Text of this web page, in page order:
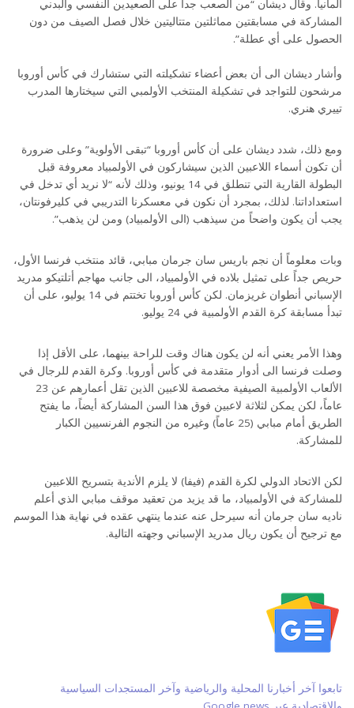
ألمانيا. وقال ديشان “من الصعب جداً على الصعيدين النفسي والبدني
المشاركة في مسابقتين مماثلتين متتاليتين خلال فصل الصيف من دون
الحصول على أي عطلة”.
وأشار ديشان الى أن بعض أعضاء تشكيلته التي ستشارك في كأس أوروبا
مرشحون للتواجد في تشكيلة المنتخب الأولمبي التي سيختارها المدرب
تييري هنري.
ومع ذلك، شدد ديشان على أن كأس أوروبا “تبقى الأولوية” وعلى ضرورة
أن تكون أسماء اللاعبين الذين سيشاركون في الأولمبياد معروفة قبل
البطولة القارية التي تنطلق في 14 يونيو، وذلك لأنه “لا نريد أي تدخل في
استعداداتنا. لذلك، بمجرد أن نكون في معسكرنا التدريبي في كليرفونتان،
يجب أن يكون واضحاً من سيذهب (الى الأولمبياد) ومن لن يذهب”.
وبات معلوماً أن نجم باريس سان جرمان مبابي، قائد منتخب فرنسا الأول،
حريص جداً على تمثيل بلاده في الأولمبياد، الى جانب مهاجم أتلتيكو مدريد
الإسباني أنطوان غريزمان. لكن كأس أوروبا تختتم في 14 يوليو، على أن
تبدأ مسابقة كرة القدم الأولمبية في 24 يوليو.
وهذا الأمر يعني أنه لن يكون هناك وقت للراحة بينهما، على الأقل إذا
وصلت فرنسا الى أدوار متقدمة في كأس أوروبا. وكرة القدم للرجال في
الألعاب الأولمبية الصيفية مخصصة للاعبين الذين تقل أعمارهم عن 23
عاماً، لكن يمكن لثلاثة لاعبين فوق هذا السن المشاركة أيضاً، ما يفتح
الطريق أمام مبابي (25 عاماً) وغيره من النجوم الفرنسيين الكبار
للمشاركة.
لكن الاتحاد الدولي لكرة القدم (فيفا) لا يلزم الأندية بتسريح اللاعبين
للمشاركة في الأولمبياد، ما قد يزيد من تعقيد موقف مبابي الذي أعلم
ناديه سان جرمان أنه سيرحل عنه عندما ينتهي عقده في نهاية هذا الموسم
مع ترجيح أن يكون ريال مدريد الإسباني وجهته التالية.
تابعوا آخر أخبارنا المحلية والرياضية وآخر المستجدات السياسية